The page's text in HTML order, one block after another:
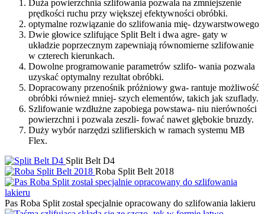
Duża powierzchnia szlifowania pozwala na zmniejszenie
prędkości ruchu przy większej efektywności obróbki.
optymalne rozwiązanie do szlifowania mię- dzywarstwowego
Dwie głowice szlifujące Split Belt i dwa agre- gaty w
układzie poprzecznym zapewniają równomierne szlifowanie
w czterech kierunkach.
Dowolne programowanie parametrów szlifo- wania pozwala
uzyskać optymalny rezultat obróbki.
Dopracowany przenośnik próżniowy gwa- rantuje możliwość
obróbki również mniej- szych elementów, takich jak szuflady.
Szlifowanie wzdłużne zapobiega powstawa- niu nierówności
powierzchni i pozwala zeszli- fować nawet głębokie bruzdy.
Duży wybór narzędzi szlifierskich w ramach systemu MB
Flex.
Split Belt D4
Roba Split Belt 2018
Pas Roba Split został specjalnie opracowany do szlifowania lakieru